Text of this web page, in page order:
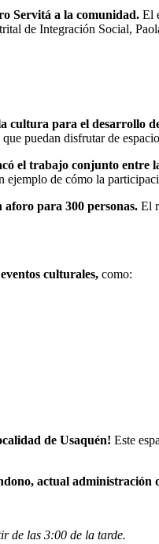
Servitá a la comunidad. El
de Integración Social,
cultura para el desarrollo
puedan disfrutar de
el trabajo conjunto
de cómo la
para 300 personas. El
culturales, como:
de Usaquén! Este
actual
de las 3:00 de la tarde.